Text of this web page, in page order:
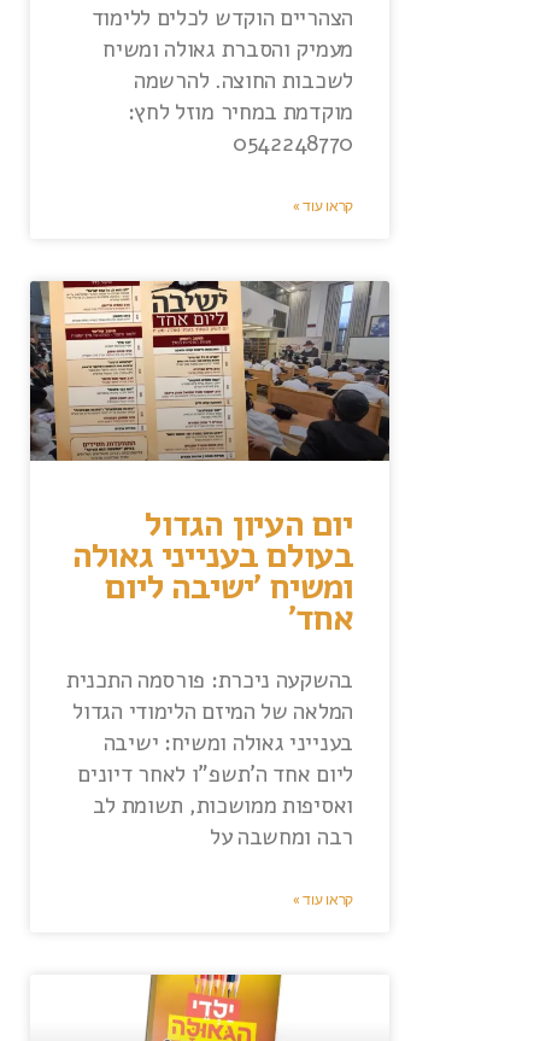
הצהריים הוקדש לכלים ללימוד
מעמיק והסברת גאולה ומשיח
לשכבות החוצה. להרשמה
מוקדמת במחיר מוזל לחץ:
0542248770
קראו עוד »
יום העיון הגדול
בעולם בענייני גאולה
ומשיח 'ישיבה ליום
אחד'
בהשקעה ניכרת: פורסמה התכנית
המלאה של המיזם הלימודי הגדול
בענייני גאולה ומשיח: ישיבה
ליום אחד ה'תשפ"ו לאחר דיונים
ואסיפות ממושכות, תשומת לב
רבה ומחשבה על
קראו עוד »